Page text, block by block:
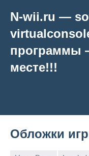
содержимому
N-wii.ru —
программы
месте!!!
Обложки